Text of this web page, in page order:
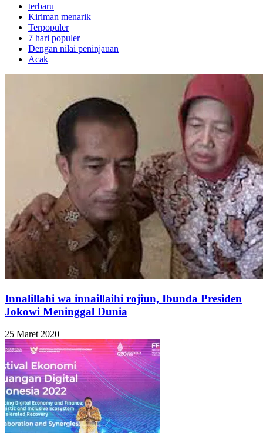
terbaru
Kiriman menarik
Terpopuler
7 hari populer
Dengan nilai peninjauan
Acak
Innalillahi wa innaillaihi rojiun, Ibunda Presiden
Jokowi Meninggal Dunia
25 Maret 2020